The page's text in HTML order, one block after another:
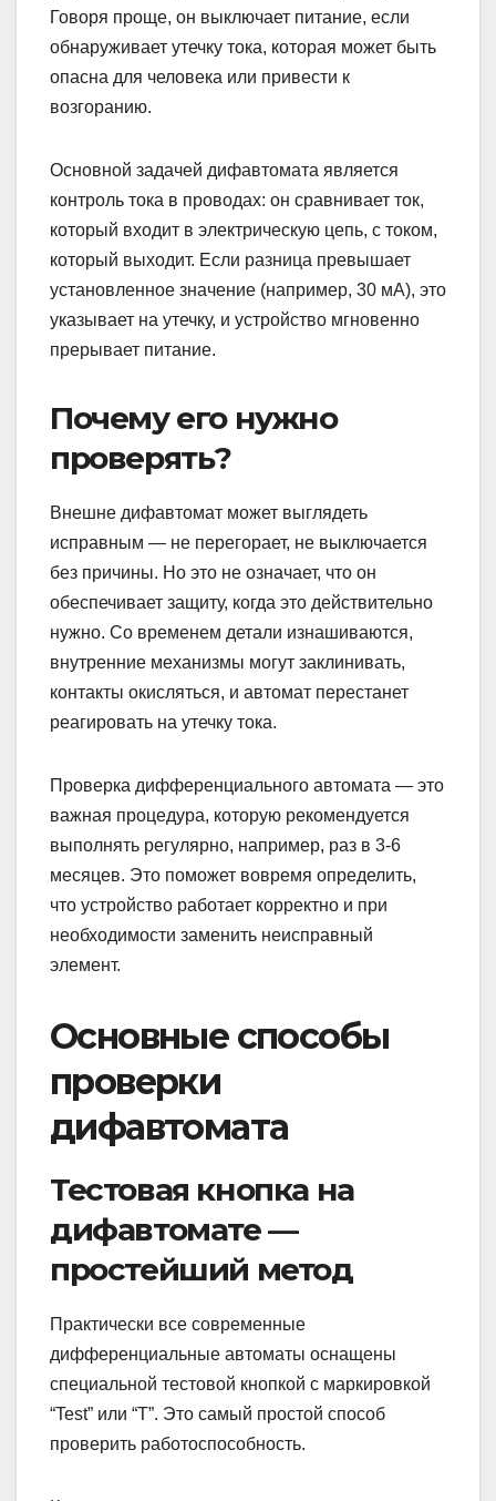
Говоря проще, он выключает питание, если
обнаруживает утечку тока, которая может быть
опасна для человека или привести к
возгоранию.
Основной задачей дифавтомата является
контроль тока в проводах: он сравнивает ток,
который входит в электрическую цепь, с током,
который выходит. Если разница превышает
установленное значение (например, 30 мА), это
указывает на утечку, и устройство мгновенно
прерывает питание.
Почему его нужно
проверять?
Внешне дифавтомат может выглядеть
исправным — не перегорает, не выключается
без причины. Но это не означает, что он
обеспечивает защиту, когда это действительно
нужно. Со временем детали изнашиваются,
внутренние механизмы могут заклинивать,
контакты окисляться, и автомат перестанет
реагировать на утечку тока.
Проверка дифференциального автомата — это
важная процедура, которую рекомендуется
выполнять регулярно, например, раз в 3-6
месяцев. Это поможет вовремя определить,
что устройство работает корректно и при
необходимости заменить неисправный
элемент.
Основные способы
проверки
дифавтомата
Тестовая кнопка на
дифавтомате —
простейший метод
Практически все современные
дифференциальные автоматы оснащены
специальной тестовой кнопкой с маркировкой
“Test” или “T”. Это самый простой способ
проверить работоспособность.